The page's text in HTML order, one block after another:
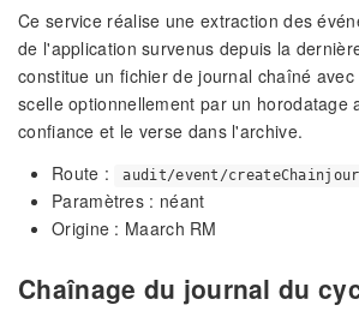
Ce service réalise une extraction des
de l'application survenus depuis la
constitue un fichier de journal chaîné
scelle optionnellement par un horodatage
confiance et le verse dans l'archive.
Route :
audit/event/
Paramètres : néant
Origine : Maarch RM
Chaînage du journal du